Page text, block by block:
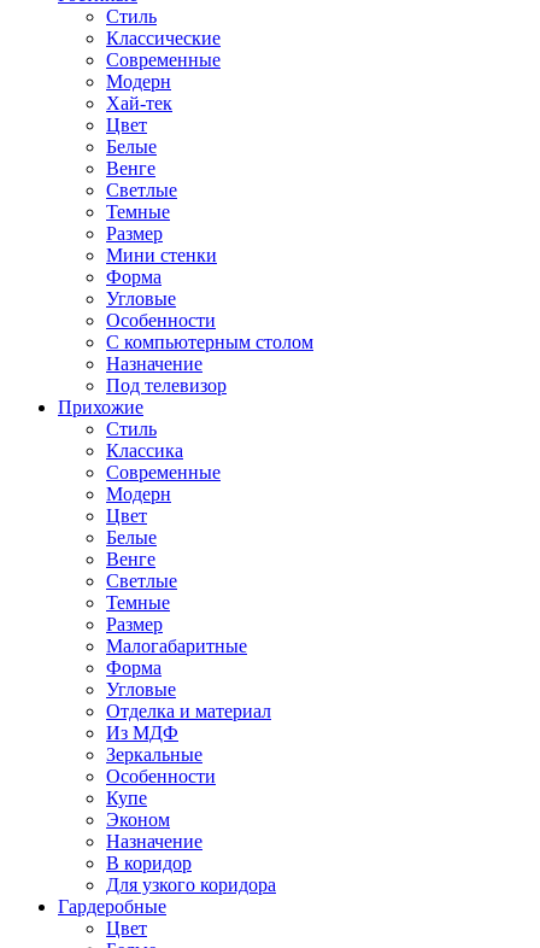
Стиль
Классические
Современные
Модерн
Хай-тек
Цвет
Белые
Венге
Светлые
Темные
Размер
Мини стенки
Форма
Угловые
Особенности
С компьютерным столом
Назначение
Под телевизор
Прихожие
Стиль
Классика
Современные
Модерн
Цвет
Белые
Венге
Светлые
Темные
Размер
Малогабаритные
Форма
Угловые
Отделка и материал
Из МДФ
Зеркальные
Особенности
Купе
Эконом
Назначение
В коридор
Для узкого коридора
Гардеробные
Цвет